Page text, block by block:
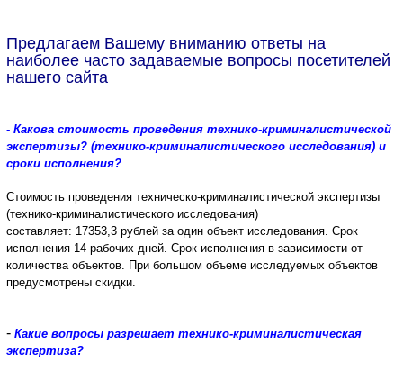
Предлагаем Вашему вниманию ответы на
наиболее часто задаваемые вопросы посетителей
нашего сайта
- Какова стоимость проведения технико-криминалистической
экспертизы? (технико-криминалистического исследования) и
сроки исполнения?
Стоимость проведения техническо-криминалистической экспертизы
(технико-криминалистического исследования)
составляет: 17353,3 рублей за один объект исследования. Срок
исполнения 14 рабочих дней. Срок исполнения в зависимости от
количества объектов. При большом объеме исследуемых объектов
предусмотрены скидки.
- Какие вопросы разрешает технико-криминалистическая
экспертиза?